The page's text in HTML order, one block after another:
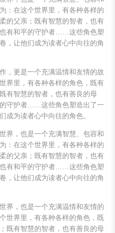
：在这个世界里，有各种各样的
的父亲；既有智慧的智者，也有
有和平的守护者……这些角色塑
，让他们成为读者心中向往的角
，更是一个充满温情和友情的故
界里，有各种各样的角色，既有
有智慧的智者，也有善良的母
守护者……这些角色塑造出了一
成为读者心中向往的角色。
界，也是一个充满智慧、包容和
：在这个世界里，有各种各样的
的父亲；既有智慧的智者，也有
有和平的守护者……这些角色塑
，让他们成为读者心中向往的角
界，也是一个充满温情和友情的
世界里，有各种各样的角色，既
既有智慧的智者，也有善良的母